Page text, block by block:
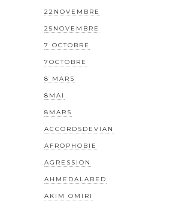
22NOVEMBRE
25NOVEMBRE
7 OCTOBRE
7OCTOBRE
8 MARS
8MAI
8MARS
ACCORDSDEVIAN
AFROPHOBIE
AGRESSION
AHMEDALABED
AKIM OMIRI